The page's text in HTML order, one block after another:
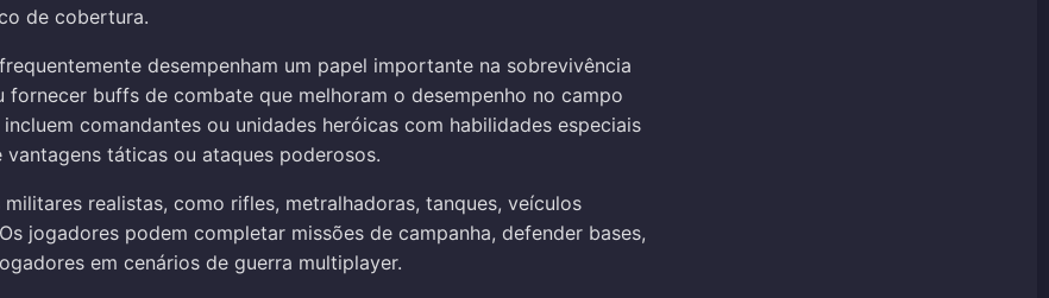
de cobertura.
desempenham um papel importante na sobrevivência
buffs de combate que melhoram o desempenho no campo
comandantes ou unidades heróicas com habilidades especiais
táticas ou ataques poderosos.
realistas, como rifles, metralhadoras, tanques, veículos
jogadores podem completar missões de campanha, defender bases,
em cenários de guerra multiplayer.